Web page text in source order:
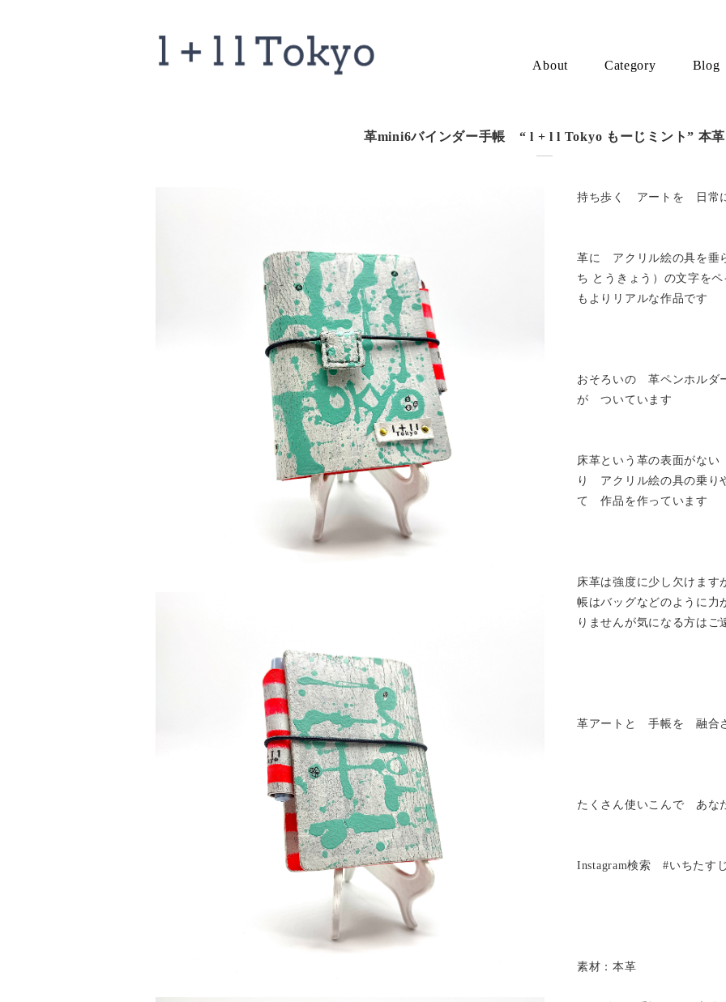
About Category Blog
革mini6バインダー手帳 “ l + l l Tokyo もーじミント” 本革
持ち歩く アートを 日常
革に アクリル絵の具を垂
ち とうきょう）の文字を
もよりリアルな作品です
おそろいの 革ペンホルダ
が ついています
床革という革の表面がない
り アクリル絵の具の乗り
て 作品を作っています
床革は強度に少し欠けま
帳はバッグなどのように
りませんが気になる方はご
革アートと 手帳を 融合
たくさん使いこんで あな
Instagram検索 #いちたす
素材：本革